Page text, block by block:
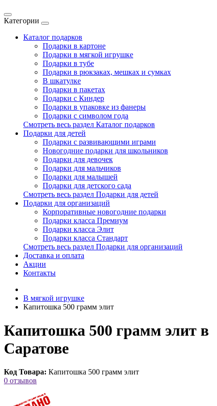
Категории
Каталог подарков
Подарки в картоне
Подарки в мягкой игрушке
Подарки в тубе
Подарки в рюкзаках, мешках и сумках
В шкатулке
Подарки в пакетах
Подарки с Киндер
Подарки в упаковке из фанеры
Подарки с символом года
Смотреть весь раздел Каталог подарков
Подарки для детей
Подарки с развивающими играми
Новогодние подарки для школьников
Подарки для девочек
Подарки для мальчиков
Подарки для малышей
Подарки для детского сада
Смотреть весь раздел Подарки для детей
Подарки для организаций
Корпоративные новогодние подарки
Подарки класса Премиум
Подарки класса Элит
Подарки класса Стандарт
Смотреть весь раздел Подарки для организаций
Доставка и оплата
Акции
Контакты
В мягкой игрушке
Капитошка 500 грамм элит
Капитошка 500 грамм элит в
Саратове
Код Товара: Капитошка 500 грамм элит
0 отзывов